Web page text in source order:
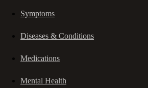
Symptoms
Diseases & Conditions
Medications
Mental Health